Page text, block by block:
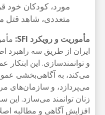
مورد، کودکان خود
متعددی، شاهد قتل
مأموریت و رویکرد SFI:
ایران از طریق سه
و توانمندسازی. این
می‌کند، به آگاهی‌بخشی
می‌پردازد، و سازمان‌های
زنان توانمند می‌سازد. این
افزایش آگاهی و مطالبه